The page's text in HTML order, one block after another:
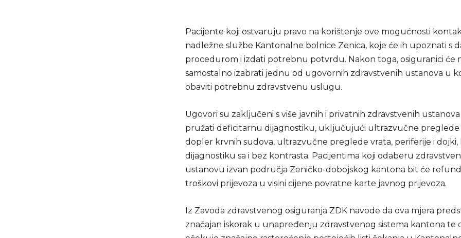
Pacijente koji ostvaruju pravo na korištenje ove mogućnosti
nadležne službe Kantonalne bolnice Zenica, koje će ih upoznati s
procedurom i izdati potrebnu potvrdu. Nakon toga, osiguranici će
samostalno izabrati jednu od ugovornih zdravstvenih ustanova u
obaviti potrebnu zdravstvenu uslugu.
Ugovori su zaključeni s više javnih i privatnih zdravstvenih
pružati deficitarnu dijagnostiku, uključujući ultrazvučne preglede
dopler krvnih sudova, ultrazvučne preglede vrata, periferije i dojki,
dijagnostiku sa i bez kontrasta. Pacijentima koji odaberu
ustanovu izvan područja Zeničko-dobojskog kantona bit će
troškovi prijevoza u visini cijene povratne karte javnog prijevoza.
Iz Zavoda zdravstvenog osiguranja ZDK navode da ova mjera
značajan iskorak u unapređenju zdravstvenog sistema kantona te